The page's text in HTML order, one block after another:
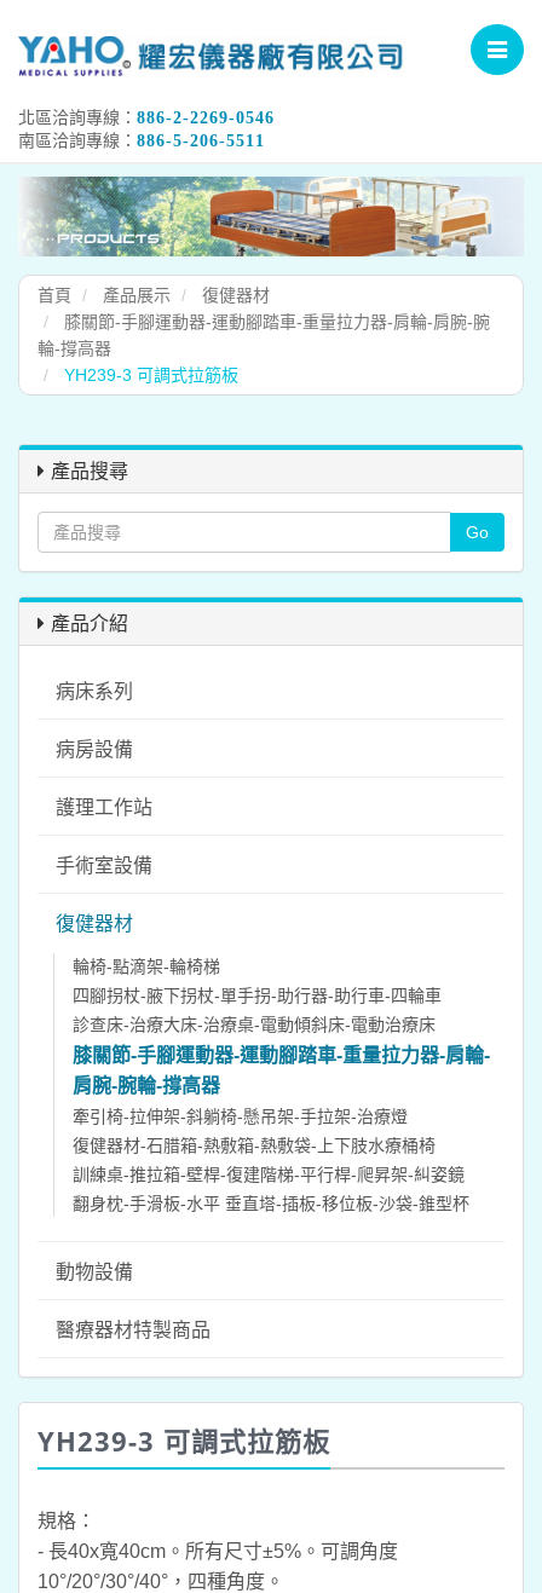
Toggle
北區洽詢專線： 886-2-2269-0546
南區洽詢專線： 886-5-206-5511
首頁 產品展示
復健器材
膝關節-手腳運動器-運動腳踏車-重量拉力器-肩輪-肩腕-腕
輪-撐高器
YH239-3 可調式拉筋板
產品搜尋
產品介紹
病床系列
病房設備
護理工作站
手術室設備
復健器材
輪椅-點滴架-輪椅梯
四腳拐杖-腋下拐杖-單手拐-助行器-助行車-四輪車
診查床-治療大床-治療桌-電動傾斜床-電動治療床
膝關節-手腳運動器-運動腳踏車-重量拉力器-肩輪-
肩腕-腕輪-撐高器
牽引椅-拉伸架-斜躺椅-懸吊架-手拉架-治療燈
復健器材-石腊箱-熱敷箱-熱敷袋-上下肢水療桶椅
訓練桌-推拉箱-壁桿-復建階梯-平行桿-爬昇架-糾姿鏡
翻身枕-手滑板-水平 垂直塔-插板-移位板-沙袋-錐型杯
動物設備
醫療器材特製商品
YH239-3 可調式拉筋板
規格：
- 長40x寬40cm。所有尺寸±5%。可調角度
10°/20°/30°/40° ，四種角度。